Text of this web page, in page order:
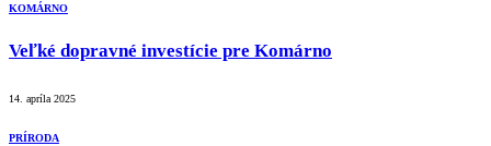
KOMÁRNO
Veľké dopravné investície pre Komárno
14. apríla 2025
PRÍRODA